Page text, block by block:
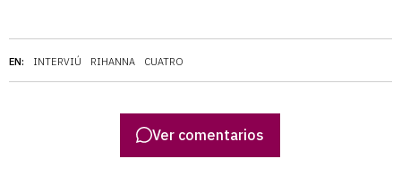
EN: INTERVIÚ RIHANNA CUATRO
Ver comentarios